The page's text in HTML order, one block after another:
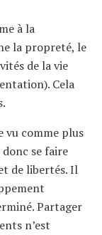
à la
la propreté, le
de la vie
Cela
vu comme plus
se faire
de libertés. Il
Partager
n’est